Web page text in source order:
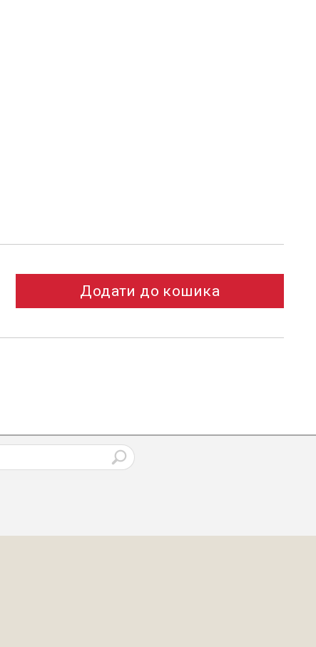
Додати до кошика